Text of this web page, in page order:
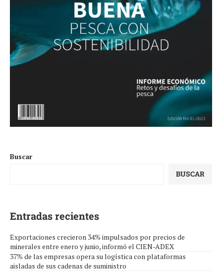
Buscar
BUSCAR
Entradas recientes
Exportaciones crecieron 34% impulsados por precios de
minerales entre enero y junio, informó el CIEN-ADEX
37% de las empresas opera su logística con plataformas
aisladas de sus cadenas de suministro